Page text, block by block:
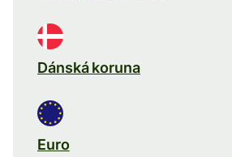
Dánská koruna
Euro